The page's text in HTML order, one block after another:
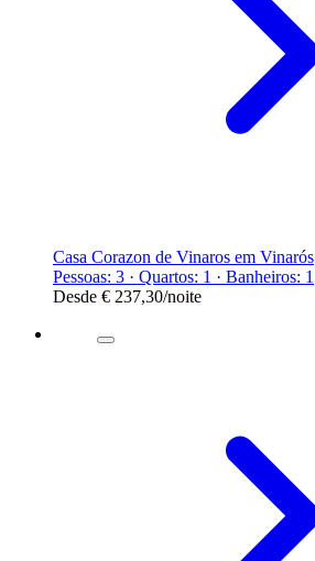
Casa Corazon de Vinaros em Vinarós
Pessoas: 3 · Quartos: 1 · Banheiros: 1
Desde € 237,30/noite